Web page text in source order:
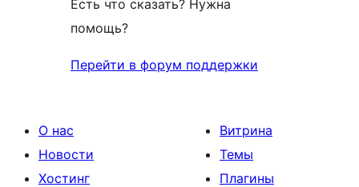
Есть что сказать? Нужна
помощь?
Перейти в форум поддержки
О нас
Новости
Хостинг
Витрина
Темы
Плагины